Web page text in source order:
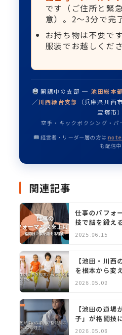
です（ご住所と緊
意）。2〜3分で完
お持ち物は不要で
服装でお越しくださ
開講中の支部 ─ 池田総本
／川西緑台支部 （兵庫県川西
宝塚市）
空手・キックボクシング・パ
経営者・リーダー層の方はnote
も配信中
関連記事
仕事のパフォ
技で脳を鍛え
2025.06.15
【池田・川
を根本から変
空手の先生が
2026.05.09
【池田の道場
子」が格闘技
が知るべきメ
2026.05.08